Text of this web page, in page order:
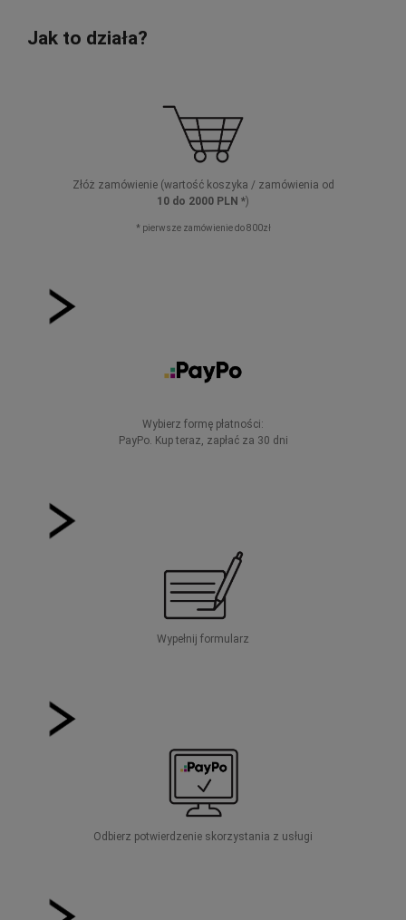
Jak to działa?
Złóż zamówienie (wartość koszyka / zamówienia od
10 do 2000 PLN *)
* pierwsze zamówienie do 800zł
Wybierz formę płatności:
PayPo. Kup teraz, zapłać za 30 dni
Wypełnij formularz
Odbierz potwierdzenie skorzystania z usługi